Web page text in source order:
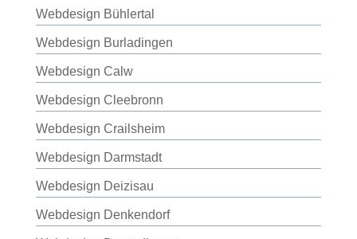
Webdesign Bühlertal
Webdesign Burladingen
Webdesign Calw
Webdesign Cleebronn
Webdesign Crailsheim
Webdesign Darmstadt
Webdesign Deizisau
Webdesign Denkendorf